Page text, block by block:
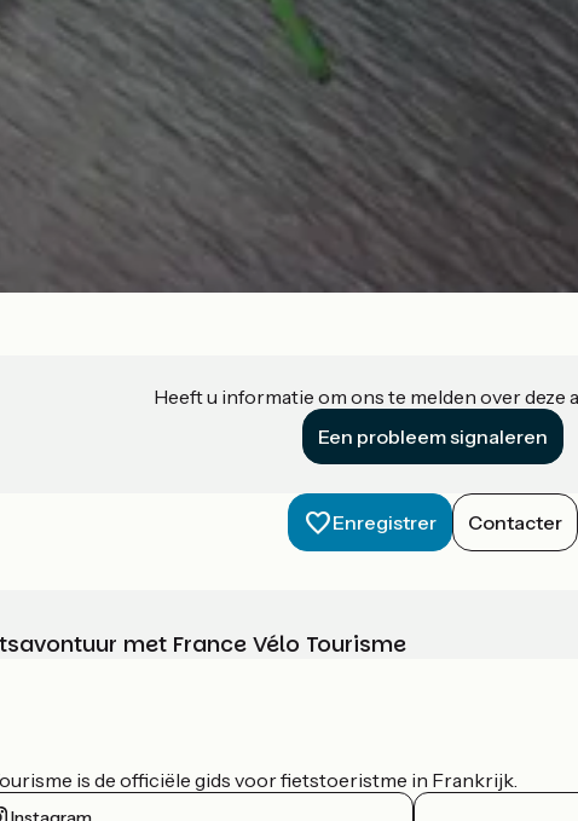
Heeft u informatie om ons te melden over deze
Een probleem signaleren
Enregistrer Contacter
met France Vélo Tourisme
is de officiële gids voor fietstoeristme in Frankrijk.